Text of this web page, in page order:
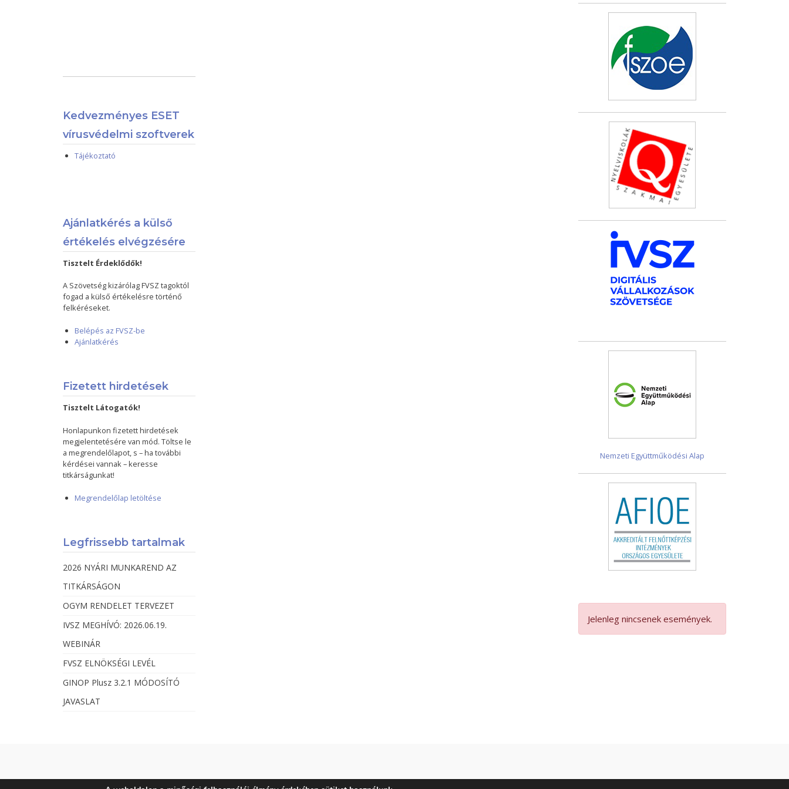
Kedvezményes ESET
vírusvédelmi szoftverek
Tájékoztató
Ajánlatkérés a külső
értékelés elvégzésére
Tisztelt Érdeklődők!
A Szövetség kizárólag FVSZ tagoktól
fogad a külső értékelésre történő
felkéréseket.
Belépés az FVSZ-be
Ajánlatkérés
Fizetett hirdetések
Tisztelt Látogatók!
Honlapunkon fizetett hirdetések
megjelentetésére van mód. Töltse le
a megrendelőlapot, s – ha további
kérdései vannak – keresse
titkárságunkat!
Megrendelőlap letöltése
Legfrissebb tartalmak
2026 NYÁRI MUNKAREND AZ
TITKÁRSÁGON
OGYM RENDELET TERVEZET
IVSZ MEGHÍVÓ: 2026.06.19.
WEBINÁR
FVSZ ELNÖKSÉGI LEVÉL
GINOP Plusz 3.2.1 MÓDOSÍTÓ
JAVASLAT
Nemzeti Együttműködési Alap
Jelenleg nincsenek események.